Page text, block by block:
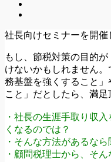
社長向けセミナーを開催
もし、節税対策の目的
けないかもしれません
務基盤を強くすること
こと」だとしたら、満足
・社長の生涯手取り収
くなるのでは？
・そんな方法があるなら
・顧問税理士から、そ